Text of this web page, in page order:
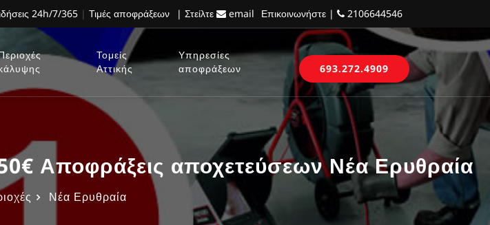
24h/7/365 | Τιμές αποφράξεων | Στείλτε email Επικοινωνήστε | 2106644546
Τομείς
Αττικής
Υπηρεσίες
αποφράξεων
693.272.4909
Αποφράξεις αποχετεύσεων Νέα Ερυθραία
Νέα Ερυθραία